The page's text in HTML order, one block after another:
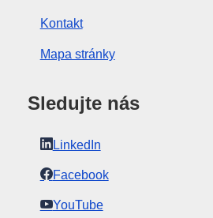
Kontakt
Mapa stránky
Sledujte nás
LinkedIn
Facebook
YouTube